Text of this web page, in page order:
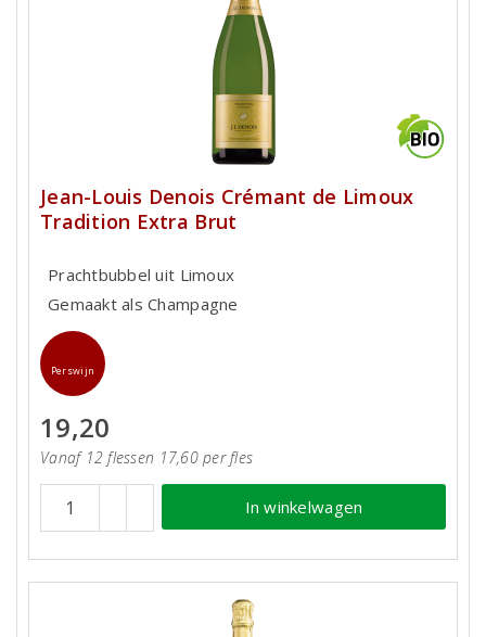
Jean-Louis Denois Crémant de Limoux
Tradition Extra Brut
Prachtbubbel uit Limoux
Gemaakt als Champagne
Perswijn
19,20
Vanaf 12 flessen 17,60 per fles
In winkelwagen